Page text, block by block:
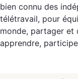
bien connu des
télétravail, pour
monde, partager et
apprendre,